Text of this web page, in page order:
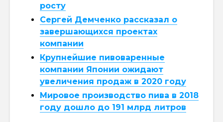
росту
Сергей Демченко рассказал о
завершающихся проектах
компании
Крупнейшие пивоваренные
компании Японии ожидают
увеличения продаж в 2020 году
Мировое производство пива в 2018
году дошло до 191 млрд литров